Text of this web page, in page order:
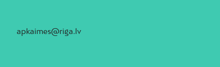
apkaimes@riga.lv